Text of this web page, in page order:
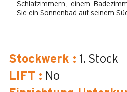
Schlafzimmern, einem
Sie ein Sonnenbad auf seinem
Stockwerk : 1. Stock
LIFT : No